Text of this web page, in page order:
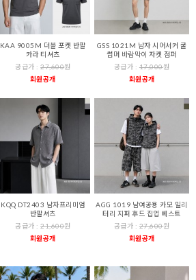
KAA 9005M 더블 포켓 반팔
카라 티셔츠
공급가 :27,600원
회원공개
GSS 1021M 남자 시어서커 쿨
썸머 바람막이 자켓 점퍼
공급가 : 17,000원
회원공개
KQQ DT2403 남자프리미엄
반팔셔츠
공급가 :21,600원
회원공개
AGG 1019 남여공용 카모 밀리
터리 지퍼 후드 집업 베스트
공급가 : 27,600원
회원공개